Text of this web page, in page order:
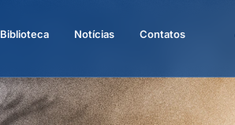
Biblioteca Notícias Contatos